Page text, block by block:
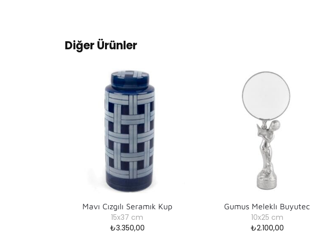
Diğer Ürünler
Mavı Cızgılı Seramık Kup
15x37 cm
₺3.350,00
Gumus Meleklı Buyutec
10x25 cm
₺2.100,00